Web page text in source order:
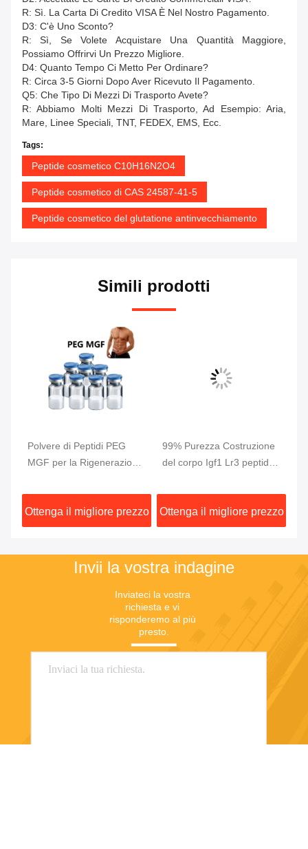
R: Sì. La Carta Di Credito VISA È Nel Nostro Pagamento.
D3: C'è Uno Sconto?
R: Sì, Se Volete Acquistare Una Quantità Maggiore,
Possiamo Offrirvi Un Prezzo Migliore.
D4: Quanto Tempo Ci Metto Per Ordinare?
R: Circa 3-5 Giorni Dopo Aver Ricevuto Il Pagamento.
Q5: Che Tipo Di Mezzi Di Trasporto Avete?
R: Abbiamo Molti Mezzi Di Trasporto, Ad Esempio: Aria,
Mare, Linee Speciali, TNT, FEDEX, EMS, Ecc.
Tags:
Peptide cosmetico C10H16N2O4
Peptide cosmetico di CAS 24587-41-5
Peptide cosmetico del glutatione antinvecchiamento
Simili prodotti
Polvere di Peptidi PEG
MGF per la Rigenerazione
2Mg/Flaconcino
Ottenga il migliore prezzo
99% Purezza Costruzione
del corpo Igf1 Lr3 peptide
Ottenga il migliore prezzo
Invii la vostra indagine
Inviateci la vostra
richiesta e vi
risponderemo al più
presto.